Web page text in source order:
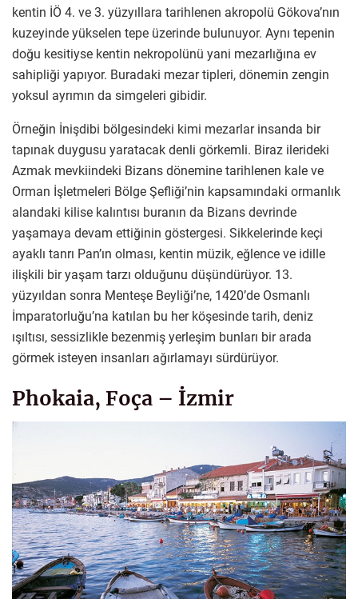
kentin İÖ 4. ve 3. yüzyıllara tarihlenen akropolü Gökova’nın
kuzeyinde yükselen tepe üzerinde bulunuyor. Aynı tepenin
doğu kesitiyse kentin nekropolünü yani mezarlığına ev
sahipliği yapıyor. Buradaki mezar tipleri, dönemin zengin
yoksul ayrımın da simgeleri gibidir.
Örneğin İnişdibi bölgesindeki kimi mezarlar insanda bir
tapınak duygusu yaratacak denli görkemli. Biraz ilerideki
Azmak mevkiindeki Bizans dönemine tarihlenen kale ve
Orman İşletmeleri Bölge Şefliği’nin kapsamındaki ormanlık
alandaki kilise kalıntısı buranın da Bizans devrinde
yaşamaya devam ettiğinin göstergesi. Sikkelerinde keçi
ayaklı tanrı Pan’ın olması, kentin müzik, eğlence ve idille
ilişkili bir yaşam tarzı olduğunu düşündürüyor. 13.
yüzyıldan sonra Menteşe Beyliği’ne, 1420’de Osmanlı
İmparatorluğu’na katılan bu her köşesinde tarih, deniz
ışıltısı, sessizlikle bezenmiş yerleşim bunları bir arada
görmek isteyen insanları ağırlamayı sürdürüyor.
Phokaia, Foça – İzmir